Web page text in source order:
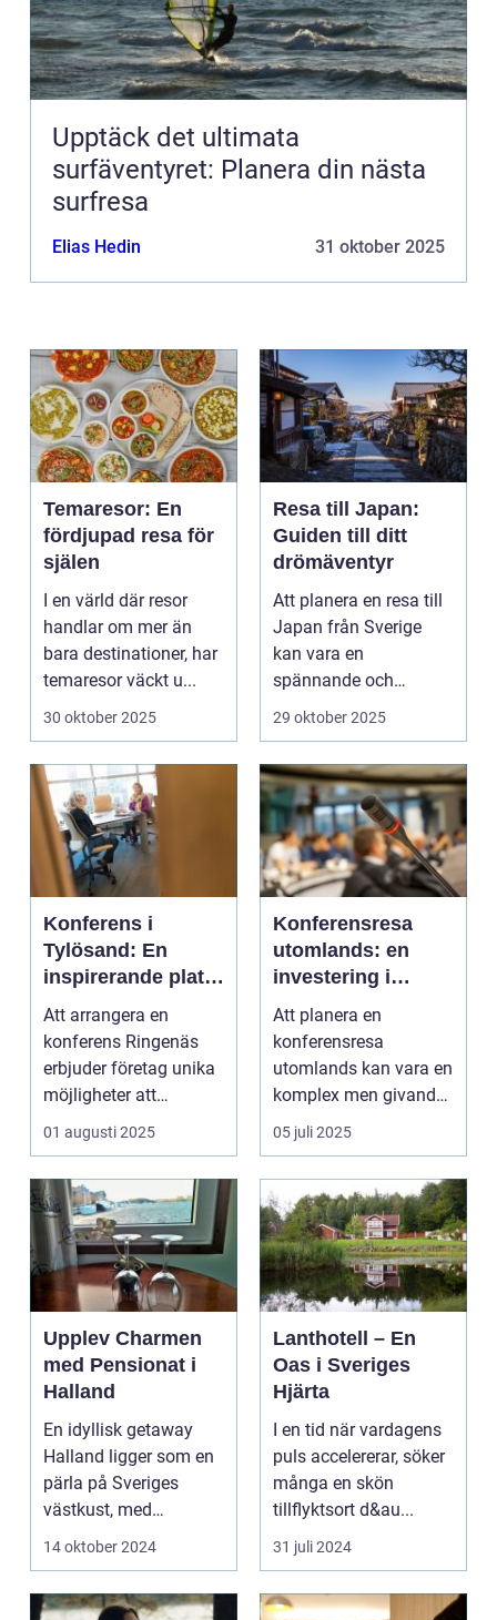
Upptäck det ultimata
surfäventyret: Planera din nästa
surfresa
Elias Hedin 31 oktober 2025
Temaresor: En
fördjupad resa för
själen
I en värld där resor
handlar om mer än
bara destinationer, har
temaresor väckt u...
30 oktober 2025
Resa till Japan:
Guiden till ditt
drömäventyr
Att planera en resa till
Japan från Sverige
kan vara en
spännande och
överväldi...
29 oktober 2025
Konferens i
Tylösand: En
inspirerande plats
för din nästa
företagssammank
omst
Att arrangera en
konferens Ringenäs
erbjuder företag unika
möjligheter att
kombinera ...
01 augusti 2025
Konferensresa
utomlands: en
investering i
kunskap och
nätverk
Att planera en
konferensresa
utomlands kan vara en
komplex men givande
upplevelse som
öppnar up...
05 juli 2025
Upplev Charmen
med Pensionat i
Halland
En idyllisk getaway
Halland ligger som en
pärla på Sveriges
västkust, med
fantastis...
14 oktober 2024
Lanthotell – En
Oas i Sveriges
Hjärta
I en tid när vardagens
puls accelererar, söker
många en skön
tillflyktsort d&au...
31 juli 2024